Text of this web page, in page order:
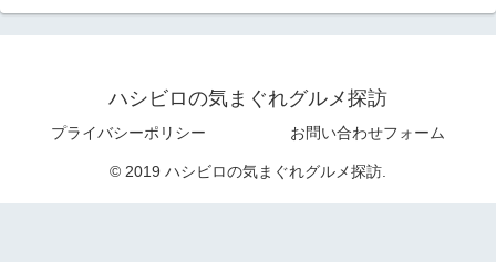
ハシビロの気まぐれグルメ探訪
プライバシーポリシー お問い合わせフォーム
© 2019 ハシビロの気まぐれグルメ探訪.